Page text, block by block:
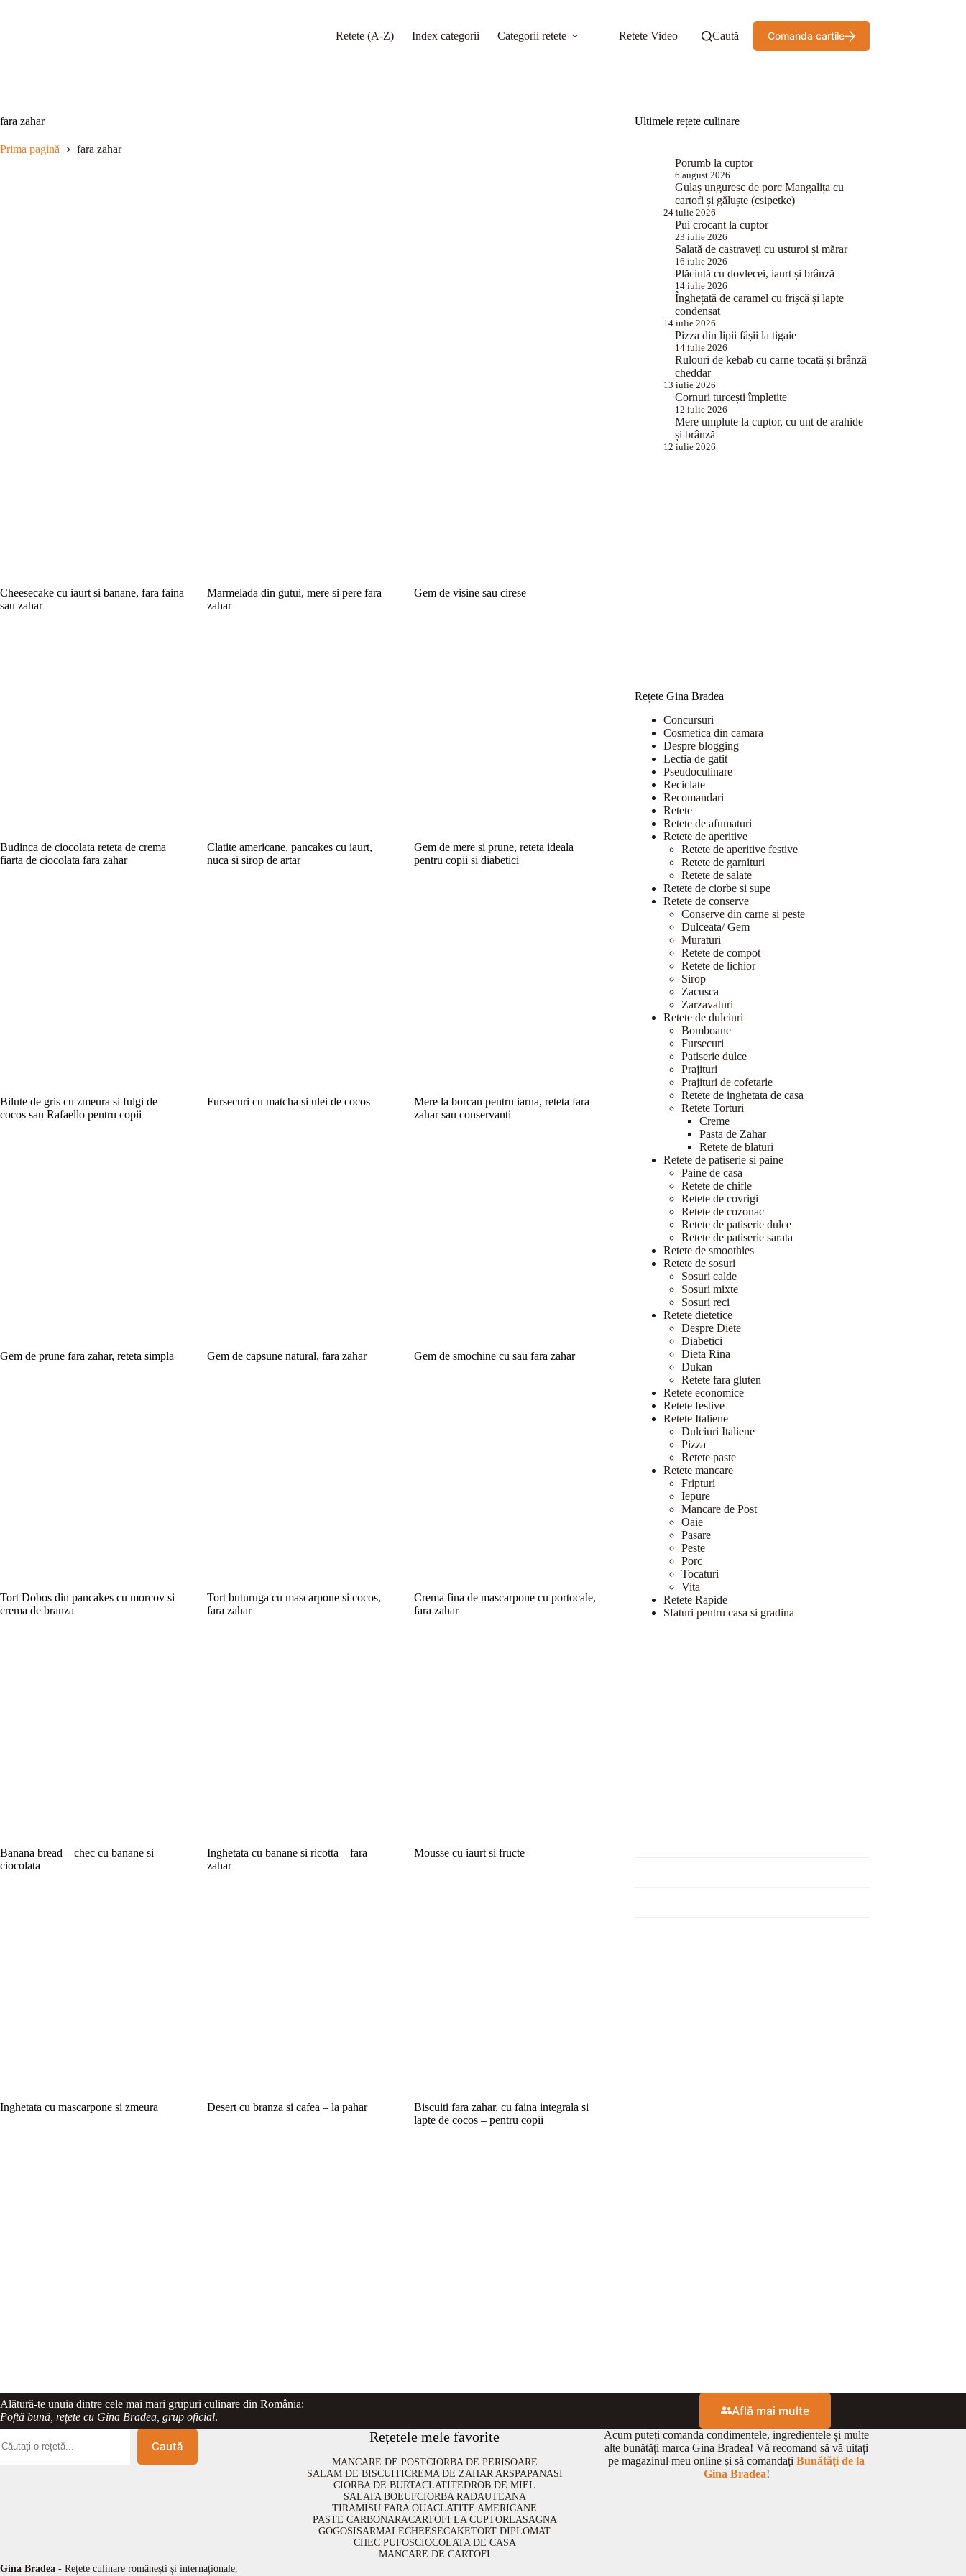
Retete (A-Z) Index categorii Categorii retete Retete Video Caută Comanda cartile
fara zahar
Prima pagină fara zahar
Cheesecake cu iaurt si banane, fara faina
sau zahar
Marmelada din gutui, mere si pere fara
zahar
Gem de visine sau cirese
Budinca de ciocolata reteta de crema
fiarta de ciocolata fara zahar
Clatite americane, pancakes cu iaurt,
nuca si sirop de artar
Gem de mere si prune, reteta ideala
pentru copii si diabetici
Bilute de gris cu zmeura si fulgi de
cocos sau Rafaello pentru copii
Fursecuri cu matcha si ulei de cocos
Mere la borcan pentru iarna, reteta fara
zahar sau conservanti
Gem de prune fara zahar, reteta simpla Gem de capsune natural, fara zahar Gem de smochine cu sau fara zahar
Tort Dobos din pancakes cu morcov si
crema de branza
Tort buturuga cu mascarpone si cocos,
fara zahar
Crema fina de mascarpone cu portocale,
fara zahar
Banana bread – chec cu banane si
ciocolata
Inghetata cu banane si ricotta – fara
zahar
Mousse cu iaurt si fructe
Inghetata cu mascarpone si zmeura Desert cu branza si cafea – la pahar
Biscuiti fara zahar, cu faina integrala si
lapte de cocos – pentru copii
Ultimele rețete culinare
Porumb la cuptor
6 august 2026
Gulaș unguresc de porc Mangalița cu
cartofi și găluște (csipetke)
24 iulie 2026
Pui crocant la cuptor
23 iulie 2026
Salată de castraveți cu usturoi și mărar
16 iulie 2026
Plăcintă cu dovlecei, iaurt și brânză
14 iulie 2026
Înghețată de caramel cu frișcă și lapte
condensat
14 iulie 2026
Pizza din lipii fâșii la tigaie
14 iulie 2026
Rulouri de kebab cu carne tocată și brânză
cheddar
13 iulie 2026
Cornuri turcești împletite
12 iulie 2026
Mere umplute la cuptor, cu unt de arahide
și brânză
12 iulie 2026
Rețete Gina Bradea
Concursuri
Cosmetica din camara
Despre blogging
Lectia de gatit
Pseudoculinare
Reciclate
Recomandari
Retete
Retete de afumaturi
Retete de aperitive
Retete de aperitive festive
Retete de garnituri
Retete de salate
Retete de ciorbe si supe
Retete de conserve
Conserve din carne si peste
Dulceata/ Gem
Muraturi
Retete de compot
Retete de lichior
Sirop
Zacusca
Zarzavaturi
Retete de dulciuri
Bomboane
Fursecuri
Patiserie dulce
Prajituri
Prajituri de cofetarie
Retete de inghetata de casa
Retete Torturi
Creme
Pasta de Zahar
Retete de blaturi
Retete de patiserie si paine
Paine de casa
Retete de chifle
Retete de covrigi
Retete de cozonac
Retete de patiserie dulce
Retete de patiserie sarata
Retete de smoothies
Retete de sosuri
Sosuri calde
Sosuri mixte
Sosuri reci
Retete dietetice
Despre Diete
Diabetici
Dieta Rina
Dukan
Retete fara gluten
Retete economice
Retete festive
Retete Italiene
Dulciuri Italiene
Pizza
Retete paste
Retete mancare
Fripturi
Iepure
Mancare de Post
Oaie
Pasare
Peste
Porc
Tocaturi
Vita
Retete Rapide
Sfaturi pentru casa si gradina
Alătură-te unuia dintre cele mai mari grupuri culinare din România:
Poftă bună, rețete cu Gina Bradea, grup oficial. Află mai multe
Caută
Gina Bradea - Rețete culinare românești și internaționale,
Rețetele mele favorite
MANCARE DE POSTCIORBA DE PERISOARE
SALAM DE BISCUITICREMA DE ZAHAR ARSPAPANASI
CIORBA DE BURTACLATITEDROB DE MIEL
SALATA BOEUFCIORBA RADAUTEANA
TIRAMISU FARA OUACLATITE AMERICANE
PASTE CARBONARACARTOFI LA CUPTORLASAGNA
GOGOSISARMALECHEESECAKETORT DIPLOMAT
CHEC PUFOSCIOCOLATA DE CASA
MANCARE DE CARTOFI
Acum puteți comanda condimentele, ingredientele și multe
alte bunătăți marca Gina Bradea! Vă recomand să vă uitați
pe magazinul meu online și să comandațiBunătăți de la
Gina Bradea!